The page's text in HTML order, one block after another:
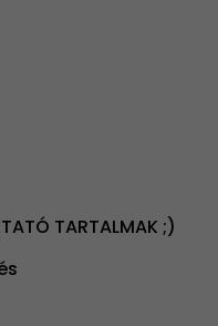
TARTALMAK ;)